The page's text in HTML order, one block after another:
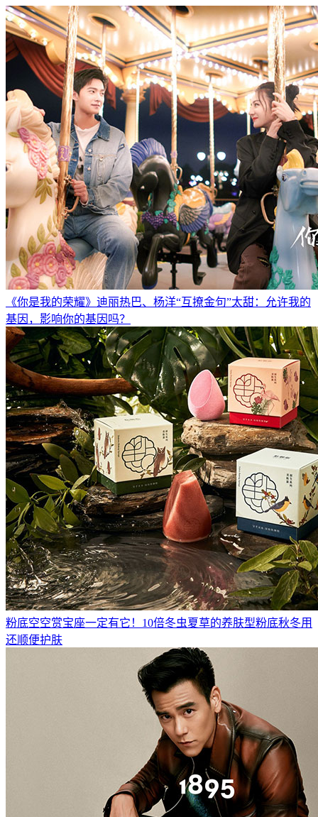
《你是我的荣耀》迪丽热巴、杨洋“互撩金句”太甜：允许我的
基因，影响你的基因吗？
粉底空空赏宝座一定有它！10倍冬虫夏草的养肤型粉底秋冬用
还顺便护肤